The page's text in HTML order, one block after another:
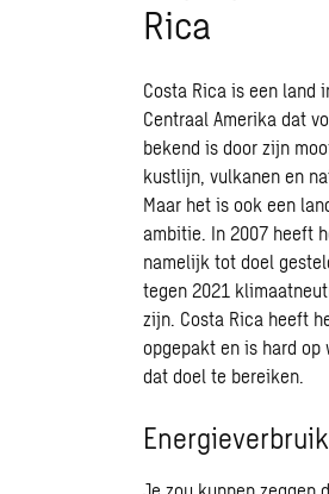
Rica
Costa Rica is een land
Centraal Amerika dat
bekend is door zijn
kustlijn, vulkanen en
Maar het is ook een
ambitie. In 2007 heeft
namelijk tot doel
tegen 2021
zijn. Costa Rica heeft
opgepakt en is hard op
dat doel te bereiken.
Energieverbruik